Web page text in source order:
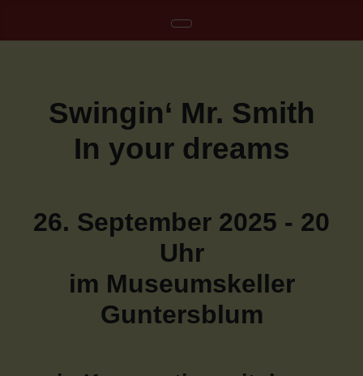
Swingin‘ Mr. Smith
In your dreams
26. September 2025 - 20
Uhr
im Museumskeller
Guntersblum